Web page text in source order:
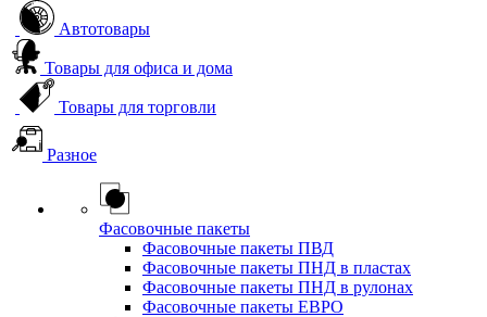
Автотовары
Товары для офиса и дома
Товары для торговли
Разное
Фасовочные пакеты
Фасовочные пакеты ПВД
Фасовочные пакеты ПНД в пластах
Фасовочные пакеты ПНД в рулонах
Фасовочные пакеты ЕВРО